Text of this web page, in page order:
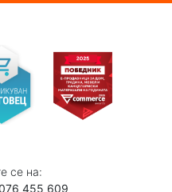
се на:
455 609